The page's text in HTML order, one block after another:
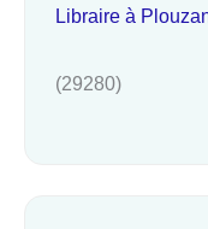
Libraire à
(29280)